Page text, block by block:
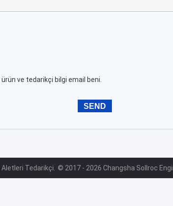
ve tedarikçi bilgi email beni.
Aletleri Tedarikçi. © 2017 - 2026 Changsha Sollroc